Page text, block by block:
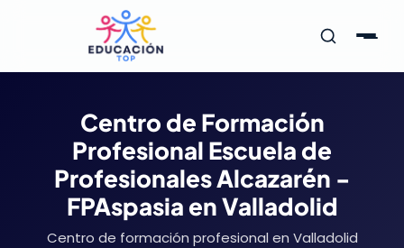
Centro de Formación
Profesional Escuela de
Profesionales Alcazarén -
FPAspasia en Valladolid
Centro de formación profesional en Valladolid